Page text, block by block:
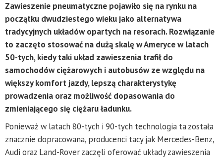
Zawieszenie pneumatyczne pojawiło się na rynku na
początku dwudziestego wieku jako alternatywa
tradycyjnych układów opartych na resorach. Rozwiązanie
to zaczęto stosować na dużą skalę w Ameryce w latach
50-tych, kiedy taki układ zawieszenia trafił do
samochodów ciężarowych i autobusów ze względu na
większy komfort jazdy, lepszą charakterystykę
prowadzenia oraz możliwość dopasowania do
zmieniającego się ciężaru ładunku.
Ponieważ w latach 80-tych i 90-tych technologia ta została
znacznie dopracowana, producenci tacy jak Mercedes-Benz,
Audi oraz Land-Rover zaczęli oferować układy zawieszenia